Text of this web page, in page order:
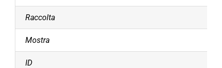
Raccolta
Mostra
ID